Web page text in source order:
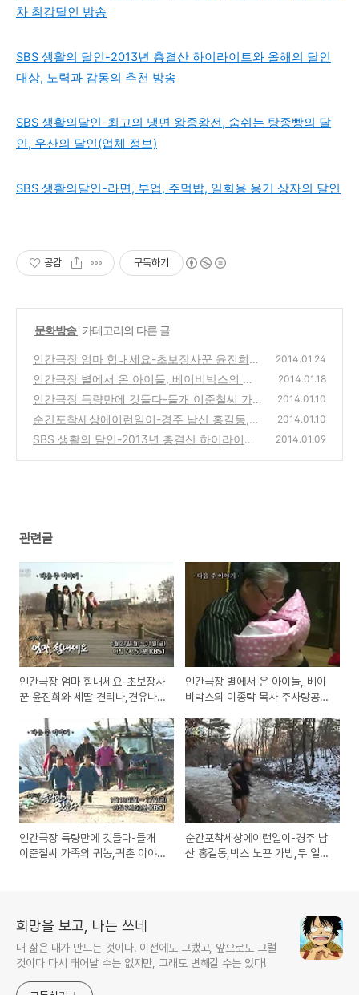
차 최강달인 방송
SBS 생활의 달인-2013년 총결산 하이라이트와 올해의 달인
대상, 노력과 감동의 추천 방송
SBS 생활의달인-최고의 냉면 왕중왕전, 숨쉬는 탕종빵의 달
인, 우산의 달인(업체 정보)
SBS 생활의달인-라면, 부업, 주먹밥, 일회용 용기 상자의 달인
공감 구독하기
'문화방송' 카테고리의 다른 글
인간극장 엄마 힘내세요-초보장사꾼 윤진희와
세딸 견리나,견유나,견예나의 이야기
(18)
2014.01.24
인간극장 별에서 온 아이들, 베이비박스의 이
종락 목사 주사랑공동체 교회 장애아동 이야기
(10)
2014.01.18
인간극장 득량만에 깃들다-들개 이준철씨 가
족의 귀농,귀촌 이야기
(4)
2014.01.10
순간포착세상에이런일이-경주 남산 홍길동,박
스 노끈 가방,두 얼굴의 앵무새,배불뚝이 외국
2014.01.10
SBS 생활의 달인-2013년 총결산 하이라이트
2014.01.09
관련글
인간극장 엄마 힘내세요-초보장사
꾼 윤진희와 세딸 견리나,견유나,
인간극장 별에서 온 아이들, 베이
비박스의 이종락 목사 주사랑공동
인간극장 득량만에 깃들다-들개
이준철씨 가족의 귀농,귀촌 이야
순간포착세상에이런일이-경주 남
산 홍길동,박스 노끈 가방,두 얼굴
희망을 보고, 나는 쓰네
내 삶은 내가 만드는 것이다. 이전에도 그랬고, 앞으로도 그럴
것이다 다시 태어날 수는 없지만, 그래도 변해갈 수는 있다!